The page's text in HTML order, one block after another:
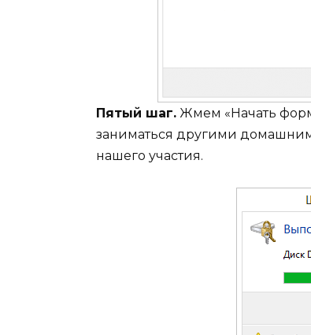
Пятый шаг. Жмем «Начать
заниматься другими
нашего участия.